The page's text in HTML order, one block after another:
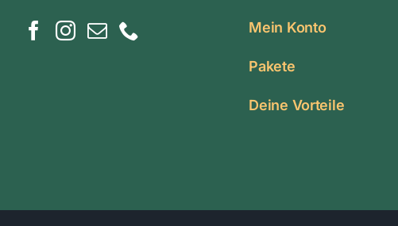
Mein Konto
Pakete
Deine Vorteile